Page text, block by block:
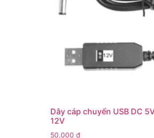
Dây cáp chuyển USB DC
12V
50.000 ₫